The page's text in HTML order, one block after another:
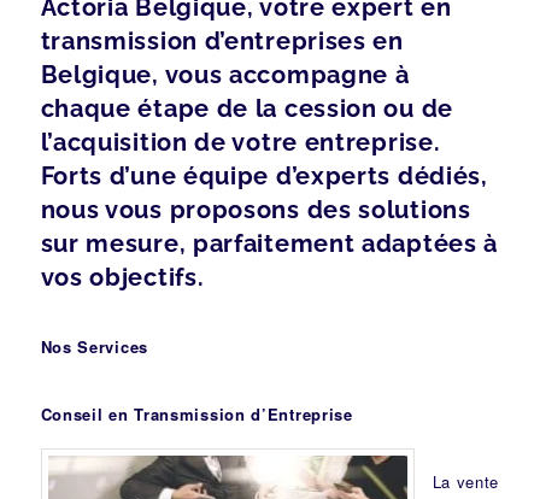
Actoria Belgique, votre expert en
transmission d’entreprises en
Belgique, vous accompagne à
chaque étape de la cession ou de
l’acquisition de votre entreprise.
Forts d’une équipe d’experts dédiés,
nous vous proposons des solutions
sur mesure, parfaitement adaptées à
vos objectifs.
Nos Services
Conseil en Transmission d’Entreprise
La vente